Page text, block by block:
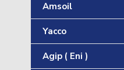
Amsoil
Yacco
Agip ( Eni )